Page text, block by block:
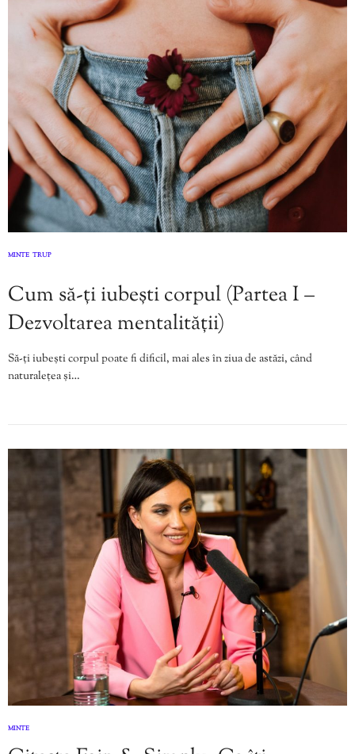
MINTE TRUP
Cum să-ți iubești corpul (Partea I –
Dezvoltarea mentalității)
Să-ți iubești corpul poate fi dificil, mai ales în ziua de astăzi, când
naturalețea și…
MINTE